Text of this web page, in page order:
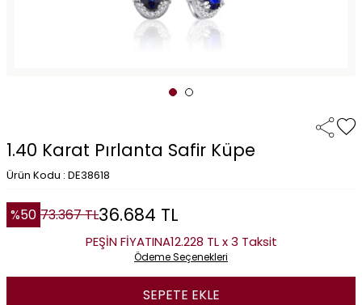
1.40 Karat Pırlanta Safir Küpe
Ürün Kodu : DE38618
%50 73.367TL36.684 TL
PEŞİN FİYATINA12.228 TL x 3 Taksit
Ödeme Seçenekleri
SEPETE EKLE